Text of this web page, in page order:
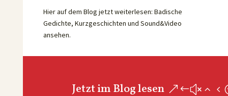
Hier auf dem Blog jetzt weiterlesen: Badische
Gedichte, Kurzgeschichten und Sound&Video
ansehen.
Jetzt im Blog lesen